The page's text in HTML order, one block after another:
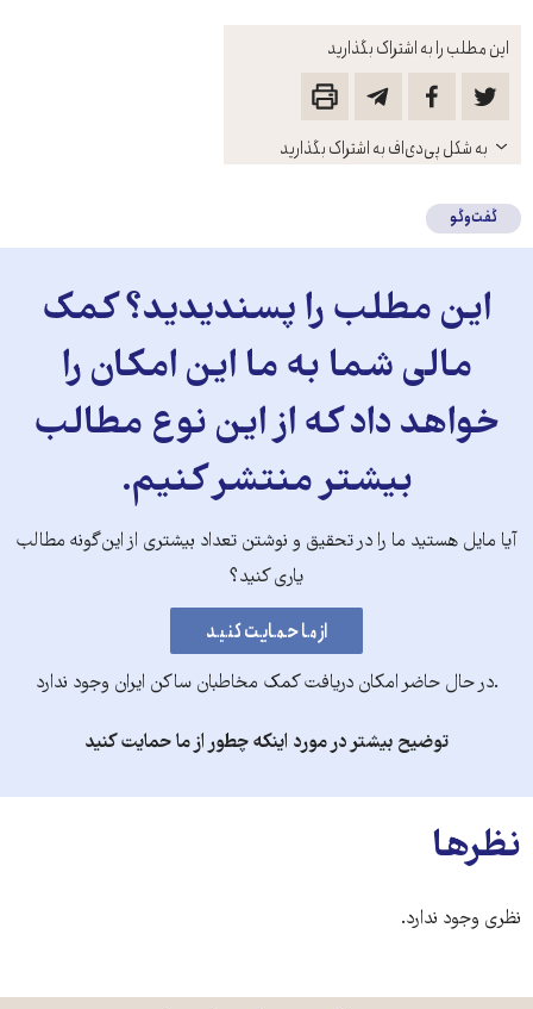
این مطلب را به اشتراک بگذارید
باز
کنید
به شکل پی‌دی‌اف به اشتراک بگذارید
گفت‌وگو
این مطلب را پسندیدید؟ کمک
مالی شما به ما این امکان را
خواهد داد که از این نوع مطالب
بیشتر منتشر کنیم.
آیا مایل هستید ما را در تحقیق و نوشتن تعداد بیشتری از این‌گونه مطالب
یاری کنید؟
.در حال حاضر امکان دریافت کمک مخاطبان ساکن ایران وجود ندارد
توضیح بیشتر در مورد اینکه چطور از ما حمایت کنید
نظرها
نظری وجود ندارد.